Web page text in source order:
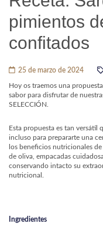
pimientos
confitados
25 de marzo de 2024
Hoy os traemos una
sabor para disfrutar de
SELECCIÓN.
Esta propuesta es tan versátil
incluso para prepararte una
los beneficios nutricionales
de oliva, empacadas
conservando intacto su
nutricional.
Ingredientes